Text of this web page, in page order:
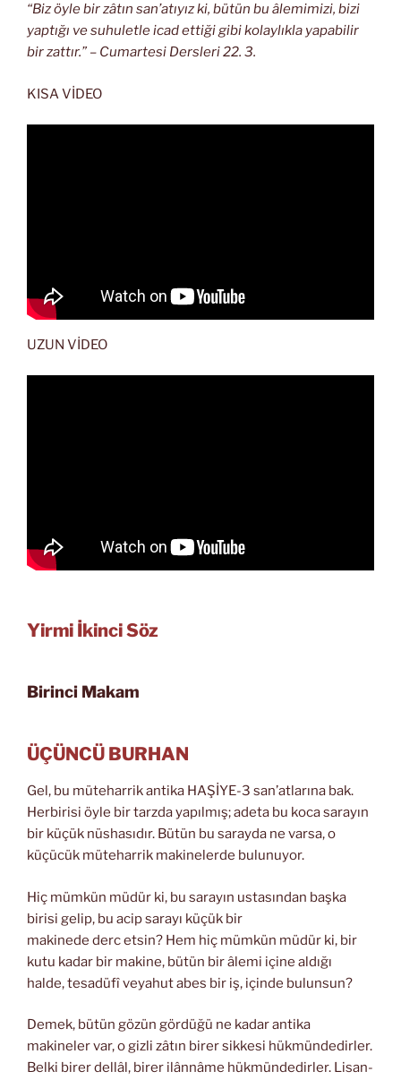
“Biz öyle bir zâtın san’atıyız ki, bütün bu âlemimizi, bizi
yaptığı ve suhuletle icad ettiği gibi kolaylıkla yapabilir
bir zattır.” – Cumartesi Dersleri 22. 3.
KISA VİDEO
UZUN VİDEO
Yirmi İkinci Söz
Birinci Makam
ÜÇÜNCÜ BURHAN
Gel, bu müteharrik antika HAŞİYE-3 san’atlarına bak.
Herbirisi öyle bir tarzda yapılmış; adeta bu koca sarayın
bir küçük nüshasıdır. Bütün bu sarayda ne varsa, o
küçücük müteharrik makinelerde bulunuyor.
Hiç mümkün müdür ki, bu sarayın ustasından başka
birisi gelip, bu acip sarayı küçük bir
makinede derc etsin? Hem hiç mümkün müdür ki, bir
kutu kadar bir makine, bütün bir âlemi içine aldığı
halde, tesadüfî veyahut abes bir iş, içinde bulunsun?
Demek, bütün gözün gördüğü ne kadar antika
makineler var, o gizli zâtın birer sikkesi hükmündedirler.
Belki birer dellâl, birer ilânnâme hükmündedirler. Lisan-